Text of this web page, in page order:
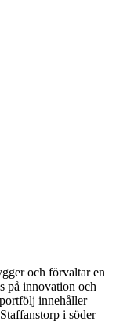
och förvaltar en
på innovation och
innehåller
i söder